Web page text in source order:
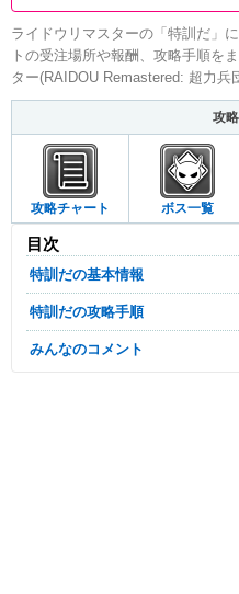
ライドウリマスターの「特訓だ」
トの受注場所や報酬、攻略手順を
ター(RAIDOU Remastered: 超力兵
攻
攻略チャート ボス一覧
目次
特訓だの基本情報
特訓だの攻略手順
みんなのコメント